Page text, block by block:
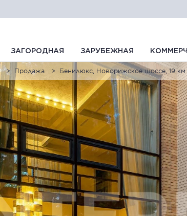
ЗАГОРОДНАЯ ЗАРУБЕЖНАЯ
Продажа Бенилюкс, Новорижское шоссе, 19